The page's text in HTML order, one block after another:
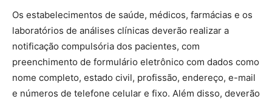
Os estabelecimentos de saúde, médicos, farmácias e os
laboratórios de análises clínicas deverão realizar a
notificação compulsória dos pacientes, com
preenchimento de formulário eletrônico com dados como
nome completo, estado civil, profissão, endereço, e-mail
e números de telefone celular e fixo. Além disso, deverão